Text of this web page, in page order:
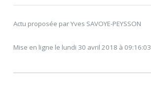
Actu proposée par Yves SAVOYE-PEYSSON
Mise en ligne le lundi 30 avril 2018 à 09:16:03